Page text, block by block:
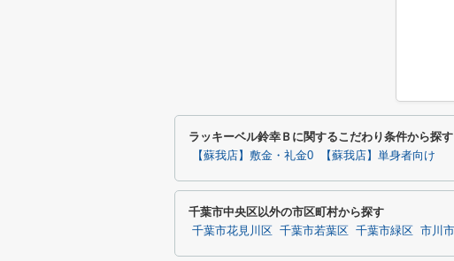
ラッキーベル鈴幸Ｂに関するこだわり条件から探す
【蘇我店】敷金・礼金0 【蘇我店】単身者向け
千葉市中央区以外の市区町村から探す
千葉市花見川区 千葉市若葉区 千葉市緑区 市川市